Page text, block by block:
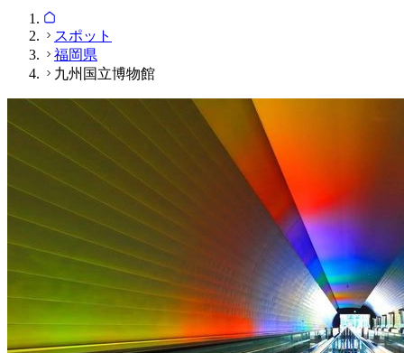
スポット
福岡県
九州国立博物館